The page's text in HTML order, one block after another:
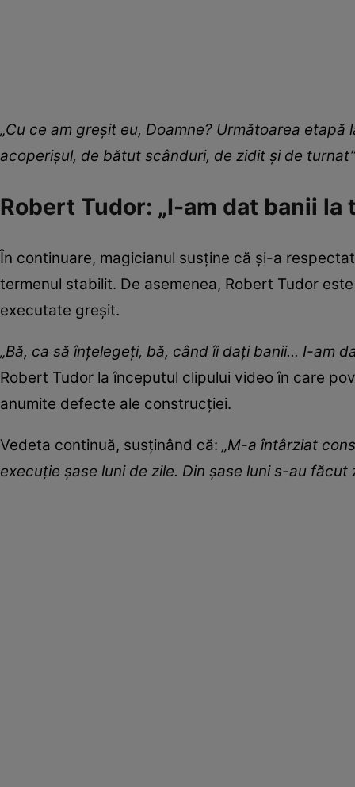
„Cu ce am greșit eu, Doamne? Următoarea
acoperișul, de bătut scânduri, de zidit și de turnat”
Robert Tudor: „I-am dat banii la
În continuare, magicianul susține că și-a
termenul stabilit. De asemenea, Robert Tudor
executate greșit.
„Bă, ca să înțelegeți, bă, când îi dați banii... I-am
Robert Tudor la începutul clipului video în care
anumite defecte ale construcției.
Vedeta continuă, susținând că: „M-a întârziat
execuție șase luni de zile. Din șase luni s-au făcut